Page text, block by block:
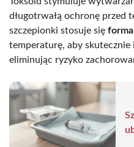
długotrwałą ochronę przed
szczepionki stosuje się
temperaturę, aby
eliminując ryzyko